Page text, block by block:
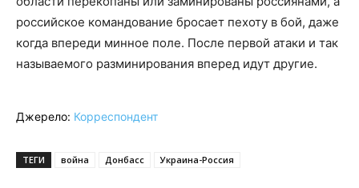
российское командование бросает пехоту в бой, даже
когда впереди минное поле. После первой атаки и так
называемого разминирования вперед идут другие.
Джерело: Корреспондент
ТЕГИ война Донбасс Украина-Россия